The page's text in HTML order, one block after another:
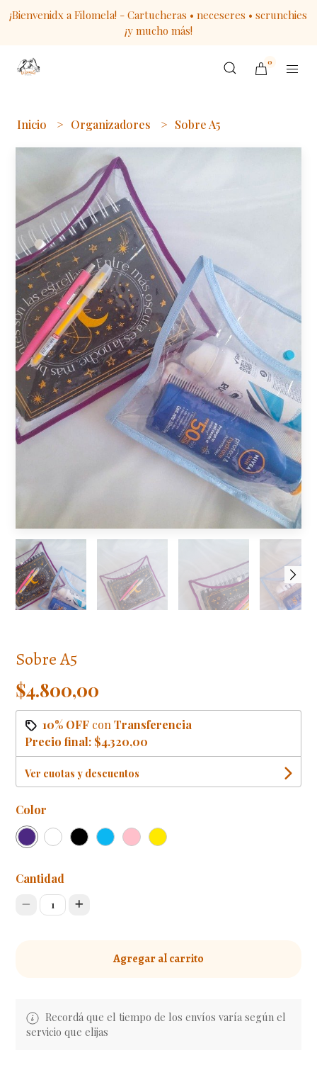
¡Bienvenidx a Filomela! - Cartucheras • neceseres • scrunchies
¡y mucho más!
0
Inicio Organizadores Sobre A5
Sobre A5
$4.800,00
10% OFF conTransferencia
Precio final: $4.320,00
Ver cuotas y descuentos
Color
Cantidad
1
Agregar al carrito
Recordá que el tiempo de los envíos varía según el
servicio que elijas